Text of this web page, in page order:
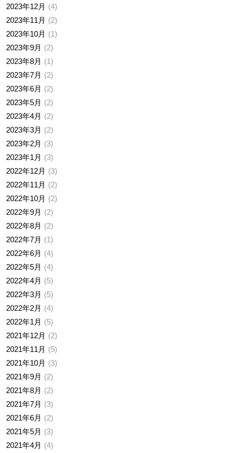
2023年12月
4
2023年11月
2
2023年10月
1
2023年9月
2
2023年8月
1
2023年7月
2
2023年6月
2
2023年5月
2
2023年4月
2
2023年3月
2
2023年2月
3
2023年1月
3
2022年12月
3
2022年11月
2
2022年10月
2
2022年9月
2
2022年8月
2
2022年7月
1
2022年6月
4
2022年5月
4
2022年4月
5
2022年3月
5
2022年2月
4
2022年1月
5
2021年12月
2
2021年11月
5
2021年10月
3
2021年9月
2
2021年8月
2
2021年7月
3
2021年6月
2
2021年5月
3
2021年4月
4